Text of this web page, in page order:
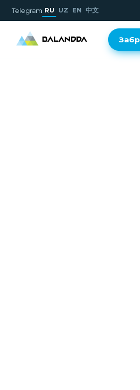
Telegram RU UZ EN 中文